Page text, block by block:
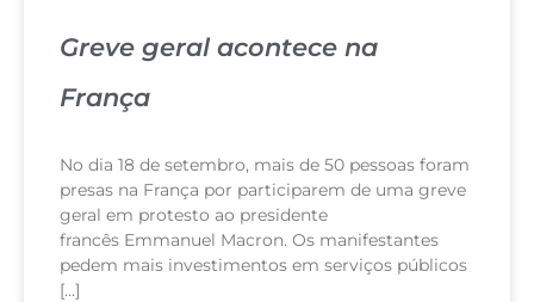
Greve geral acontece na
França
No dia 18 de setembro, mais de 50 pessoas foram
presas na França por participarem de uma greve
geral em protesto ao presidente
francês Emmanuel Macron. Os manifestantes
pedem mais investimentos em serviços públicos
[…]